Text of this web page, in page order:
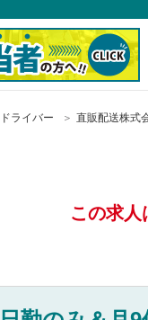
ライバー 直販配送株式
この求人